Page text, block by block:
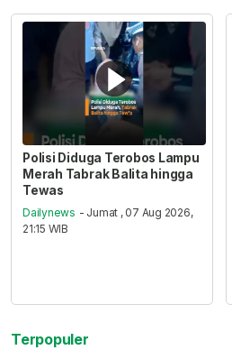
Polisi Diduga Terobos Lampu
Merah Tabrak Balita hingga
Tewas
Dailynews - Jumat , 07 Aug 2026,
21:15 WIB
Terpopuler